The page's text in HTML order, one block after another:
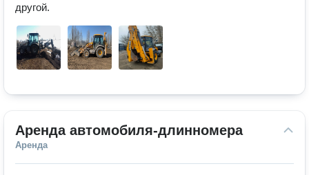
другой.
Аренда автомобиля-длинномера
Аренда